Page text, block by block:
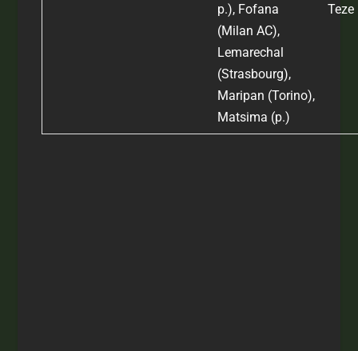
p.), Fofana
(Milan AC),
Lemarechal
(Strasbourg),
Maripan (Torino),
Matsima (p.)
Teze